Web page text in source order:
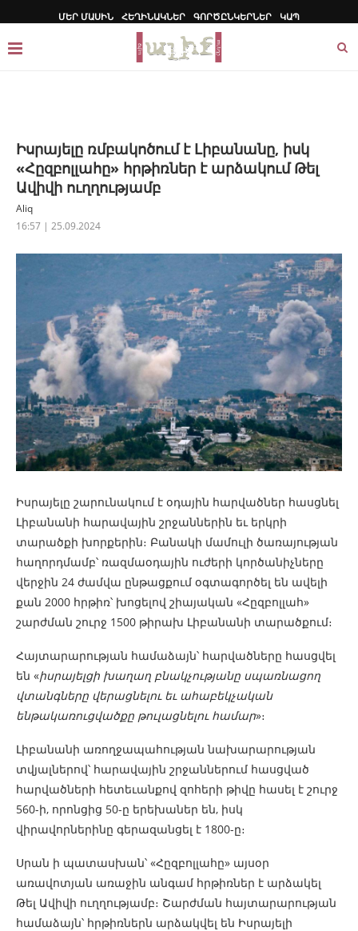
ՄԵՐ ՄԱՍԻՆ ՀԵՂԻՆԱԿՆԵՐ ԳՈՐԾԸՆԿԵՐՆԵՐ ԿԱՊ
Իսրայելը ռմբակոծում է Լիբանանը, իսկ
«Հըզբոլլահը» հրթիռներ է արձակում Թել
Ավիվի ուղղությամբ
Aliq
16:57 | 25.09.2024
Իսրայելը շարունակում է օդային հարվածներ հասցնել
Լիբանանի հարավային շրջաններին եւ երկրի
տարածքի խորքերին։ Բանակի մամուլի ծառայության
հաղորդմամբ՝ ռազմաօդային ուժերի կործանիչները
վերջին 24 ժամվա ընթացքում օգտագործել են ավելի
քան 2000 հրթիռ՝ խոցելով շիայական «Հըզբոլլահ»
շարժման շուրջ 1500 թիրախ Լիբանանի տարածքում։
Հայտարարության համաձայն՝ հարվածները հասցվել
են «իսրայելցի խաղաղ բնակչությանը սպառնացող
վտանգները վերացնելու եւ ահաբեկչական
ենթակառուցվածքը թուլացնելու համար»։
Լիբանանի առողջապահության նախարարության
տվյալներով՝ հարավային շրջաններում հասցված
հարվածների հետեւանքով զոհերի թիվը հասել է շուրջ
560-ի, որոնցից 50-ը երեխաներ են, իսկ
վիրավորներինը գերազանցել է 1800-ը։
Սրան ի պատասխան՝ «Հըզբոլլահը» այսօր
առավոտյան առաջին անգամ հրթիռներ է արձակել
Թել Ավիվի ուղղությամբ։ Շարժման հայտարարության
համաձայն՝ հրթիռներն արձակվել են Իսրայելի